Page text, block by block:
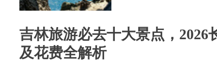
吉林旅游必去十大景点，2026
及花费全解析